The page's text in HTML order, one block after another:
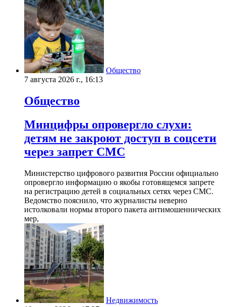
Общество
7 августа 2026 г., 16:13
Общество
Минцифры опровергло слухи:
детям не закроют доступ в соцсети
через запрет СМС
Министерство цифрового развития России официально
опровергло информацию о якобы готовящемся запрете
на регистрацию детей в социальных сетях через СМС.
Ведомство пояснило, что журналисты неверно
истолковали нормы второго пакета антимошеннических
мер,
Недвижимость